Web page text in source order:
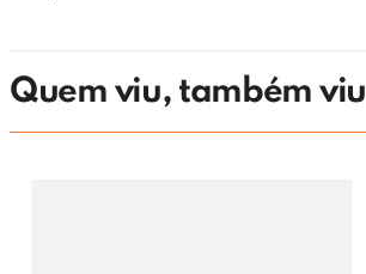
Quem viu, também viu